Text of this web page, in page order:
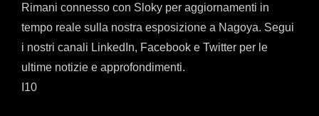
Rimani connesso con Sloky per aggiornamenti in
tempo reale sulla nostra esposizione a Nagoya. Segui
i nostri canali LinkedIn, Facebook e Twitter per le
ultime notizie e approfondimenti.
I10